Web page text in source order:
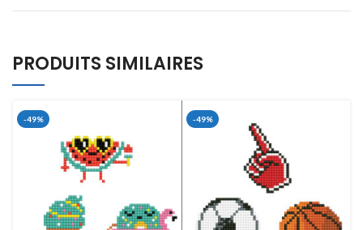
PRODUITS SIMILAIRES
-49% -49%